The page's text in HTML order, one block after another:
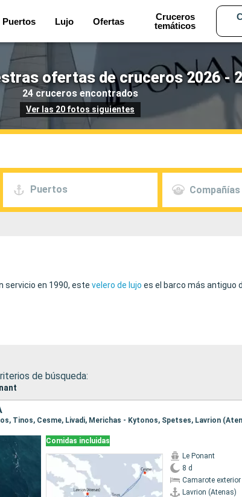
Puertos Lujo Ofertas
Cruceros
temáticos
ofertas de cruceros 2026 -
24 cruceros encontrados
Ver las 20 fotos siguientes
Puertos Compañías
servicio en 1990, este velero de lujo es el barco más antiguo
de búsqueda:
Tinos, Cesme, Livadi, Merichas - Kytonos, Spetses, Lavrion
Comidas incluidas
Le Ponant
8 d
Camarote exterior
Lavrion (Atenas)